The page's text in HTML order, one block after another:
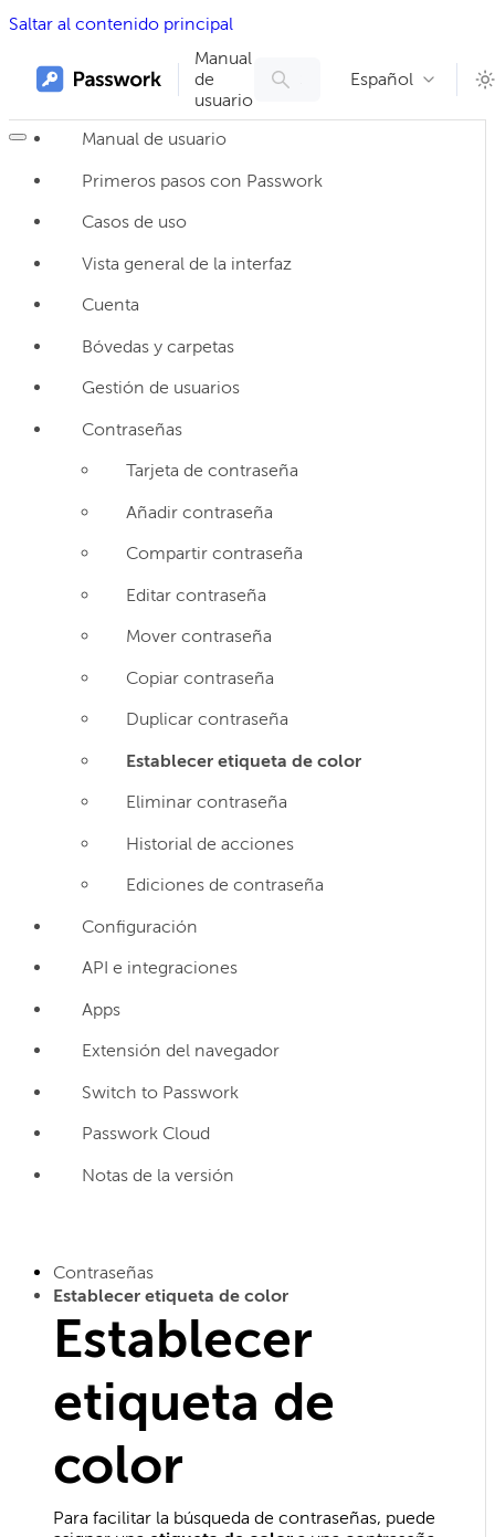
Saltar al contenido principal
Manual
de
usuario
Español
Manual de usuario
Primeros pasos con Passwork
Casos de uso
Vista general de la interfaz
Cuenta
Bóvedas y carpetas
Gestión de usuarios
Contraseñas
Tarjeta de contraseña
Añadir contraseña
Compartir contraseña
Editar contraseña
Mover contraseña
Copiar contraseña
Duplicar contraseña
Establecer etiqueta de color
Eliminar contraseña
Historial de acciones
Ediciones de contraseña
Configuración
API e integraciones
Apps
Extensión del navegador
Switch to Passwork
Passwork Cloud
Notas de la versión
Contraseñas
Establecer etiqueta de color
Establecer
etiqueta de
color
Para facilitar la búsqueda de contraseñas, puede